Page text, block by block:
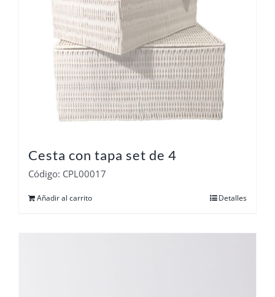
Cesta con tapa set de 4
Código: CPL00017
Añadir al carrito Detalles